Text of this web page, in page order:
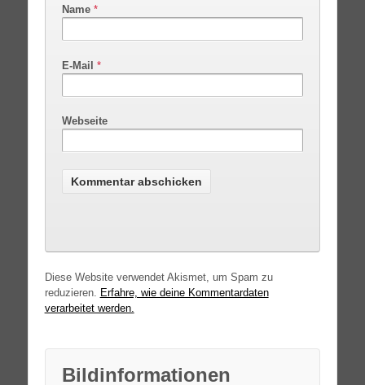
Name *
E-Mail *
Webseite
Diese Website verwendet Akismet, um Spam zu
reduzieren.
Erfahre, wie deine Kommentardaten
verarbeitet werden.
Bildinformationen